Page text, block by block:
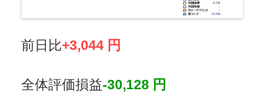
前日比+3,044 円
全体評価損益-30,128 円